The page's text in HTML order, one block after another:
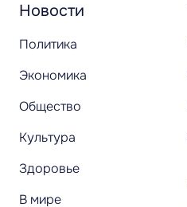
Новости
Политика
Экономика
Общество
Культура
Здоровье
В мире